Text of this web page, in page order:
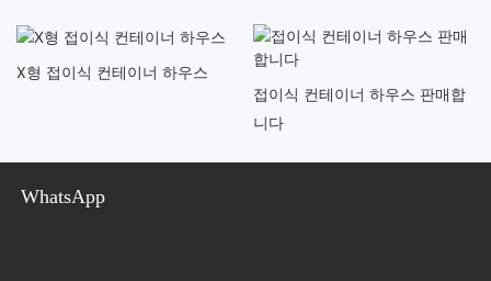
X형 접이식 컨테이너 하우스
접이식 컨테이너 하우스 판매합
니다
WhatsApp